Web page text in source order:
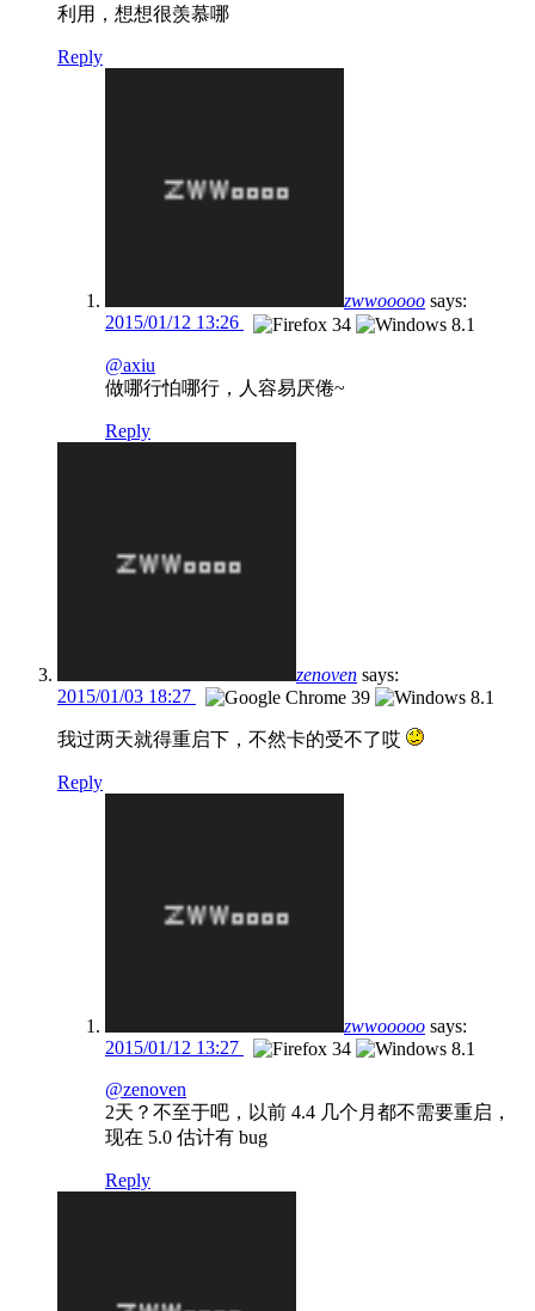
利用，想想很羡慕哪
Reply
zwwooooo says:
2015/01/12 13:26
@axiu
做哪行怕哪行，人容易厌倦~
Reply
zenoven says:
2015/01/03 18:27
我过两天就得重启下，不然卡的受不了哎
Reply
zwwooooo says:
2015/01/12 13:27
@zenoven
2天？不至于吧，以前 4.4 几个月都不需要重启，
现在 5.0 估计有 bug
Reply